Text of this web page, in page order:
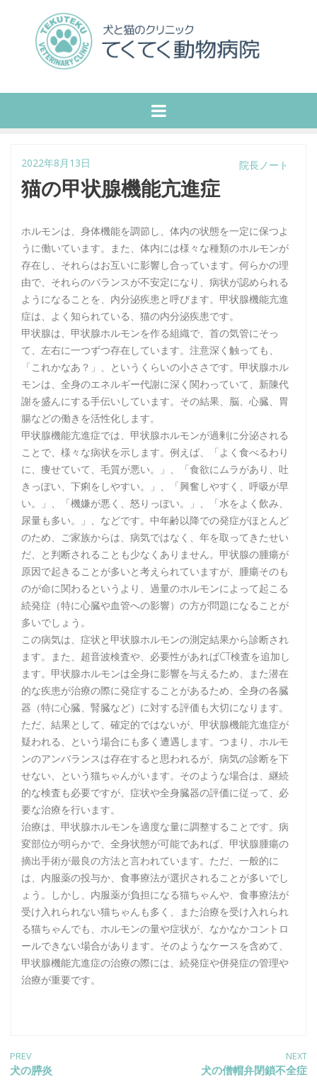
院長ノート
2022年8月13日
猫の甲状腺機能亢進症
ホルモンは、身体機能を調節し、体内の状態を一定に保つよ
うに働いています。また、体内には様々な種類のホルモンが
存在し、それらはお互いに影響し合っています。何らかの理
由で、それらのバランスが不安定になり、病状が認められる
ようになることを、内分泌疾患と呼びます。甲状腺機能亢進
症は、よく知られている、猫の内分泌疾患です。
甲状腺は、甲状腺ホルモンを作る組織で、首の気管にそっ
て、左右に一つずつ存在しています。注意深く触っても、
「これかなあ？」、というくらいの小ささです。甲状腺ホル
モンは、全身のエネルギー代謝に深く関わっていて、新陳代
謝を盛んにする手伝いしています。その結果、脳、心臓、胃
腸などの働きを活性化します。
甲状腺機能亢進症では、甲状腺ホルモンが過剰に分泌される
ことで、様々な病状を示します。例えば、「よく食べるわり
に、痩せていて、毛質が悪い。」、「食欲にムラがあり、吐
きっぽい、下痢をしやすい。」、「興奮しやすく、呼吸が早
い。」、「機嫌が悪く、怒りっぽい。」、「水をよく飲み、
尿量も多い。」、などです。中年齢以降での発症がほとんど
のため、ご家族からは、病気ではなく、年を取ってきたせい
だ、と判断されることも少なくありません。甲状腺の腫瘍が
原因で起きることが多いと考えられていますが、腫瘍そのも
のが命に関わるというより、過量のホルモンによって起こる
続発症（特に心臓や血管への影響）の方が問題になることが
多いでしょう。
この病気は、症状と甲状腺ホルモンの測定結果から診断され
ます。また、超音波検査や、必要性があればCT検査を追加し
ます。甲状腺ホルモンは全身に影響を与えるため、また潜在
的な疾患が治療の際に発症することがあるため、全身の各臓
器（特に心臓、腎臓など）に対する評価も大切になります。
ただ、結果として、確定的ではないが、甲状腺機能亢進症が
疑われる、という場合にも多く遭遇します。つまり、ホルモ
ンのアンバランスは存在すると思われるが、病気の診断を下
せない、という猫ちゃんがいます。そのような場合は、継続
的な検査も必要ですが、症状や全身臓器の評価に従って、必
要な治療を行います。
治療は、甲状腺ホルモンを適度な量に調整することです。病
変部位が明らかで、全身状態が可能であれば、甲状腺腫瘍の
摘出手術が最良の方法と言われています。ただ、一般的に
は、内服薬の投与か、食事療法が選択されることが多いでし
ょう。しかし、内服薬が負担になる猫ちゃんや、食事療法が
受け入れられない猫ちゃんも多く、また治療を受け入れられ
る猫ちゃんでも、ホルモンの量や症状が、なかなかコントロ
ールできない場合があります。そのようなケースを含めて、
甲状腺機能亢進症の治療の際には、続発症や併発症の管理や
治療が重要です。
投
PREV
Previous
犬の膵炎
NEXT
犬の僧帽弁閉鎖不全症